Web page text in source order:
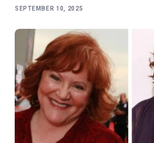
SEPTEMBER 10, 2025